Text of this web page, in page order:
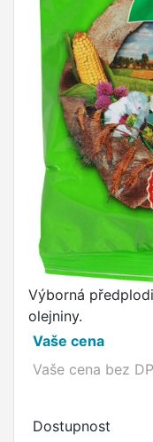
Výborná
olejniny.
Vaše cena
Vaše cena bez
Dostupnost